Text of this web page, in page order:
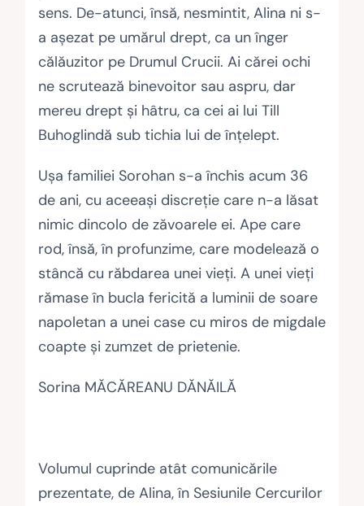
sens. De-atunci, însă, nesmintit, Alina ni s-
a aşezat pe umărul drept, ca un înger
călăuzitor pe Drumul Crucii. Ai cărei ochi
ne scrutează binevoitor sau aspru, dar
mereu drept şi hâtru, ca cei ai lui Till
Buhoglindă sub tichia lui de înţelept.
Uşa familiei Sorohan s-a închis acum 36
de ani, cu aceeaşi discreţie care n-a lăsat
nimic dincolo de zăvoarele ei. Ape care
rod, însă, în profunzime, care modelează o
stâncă cu răbdarea unei vieţi. A unei vieţi
rămase în bucla fericită a luminii de soare
napoletan a unei case cu miros de migdale
coapte şi zumzet de prietenie.
Sorina MĂCĂREANU DĂNĂILĂ
Volumul cuprinde atât comunicările
prezentate, de Alina, în Sesiunile Cercurilor